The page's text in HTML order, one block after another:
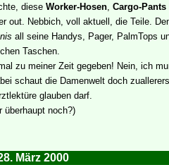
diese Worker-Hosen, Cargo-Pants
out. Nebbich, voll aktuell, die Teile.
all seine Handys, Pager, PalmTops
Taschen.
zu meiner Zeit gegeben! Nein, ich
schaut die Damenwelt doch
glauben darf.
überhaupt noch?)
März 2000